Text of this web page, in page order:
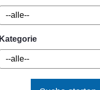
Kategorie